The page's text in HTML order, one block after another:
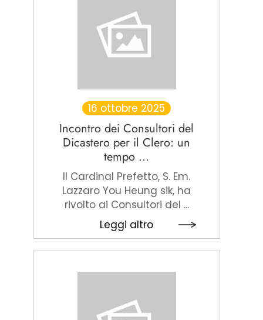
16 ottobre 2025
Incontro dei Consultori del
Dicastero per il Clero: un
tempo ...
Il Cardinal Prefetto, S. Em.
Lazzaro You Heung sik, ha
rivolto ai Consultori del ...
Leggi altro